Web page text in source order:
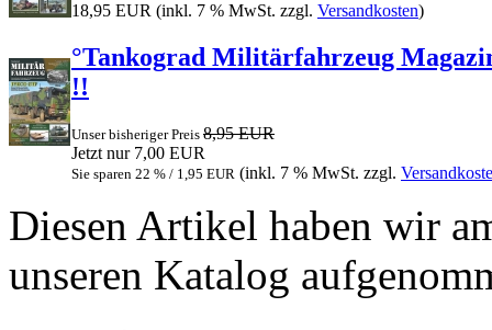
18,95 EUR (inkl. 7 % MwSt. zzgl. Versandkosten)
°Tankograd Militärfahrzeug
!!
Unser bisheriger Preis 8,95 EUR
Jetzt nur 7,00 EUR
Sie sparen 22 % / 1,95 EUR (inkl. 7 % MwSt. zzgl.
Diesen Artikel haben wir
unseren Katalog